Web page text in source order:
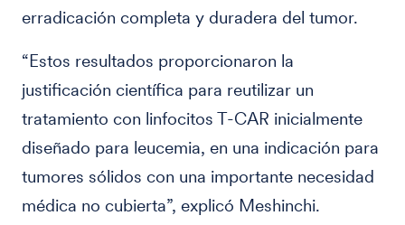
erradicación completa y duradera del tumor.
“Estos resultados proporcionaron la
justificación científica para reutilizar un
tratamiento con linfocitos T-CAR inicialmente
diseñado para leucemia, en una indicación para
tumores sólidos con una importante necesidad
médica no cubierta”, explicó Meshinchi.